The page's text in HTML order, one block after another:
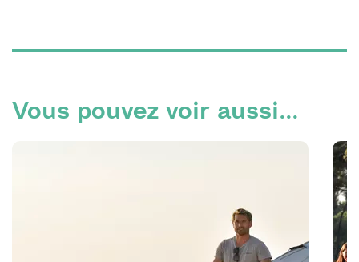
Vous pouvez voir aussi...